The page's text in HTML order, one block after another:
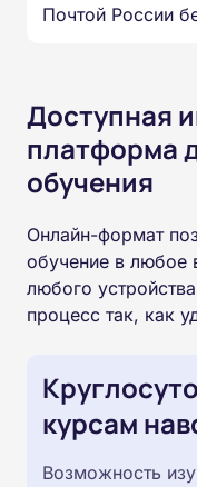
Почтой России
Доступная
платформа
обучения
Онлайн-формат
обучение в любое
любого
процесс так, как
курсам
Возможность